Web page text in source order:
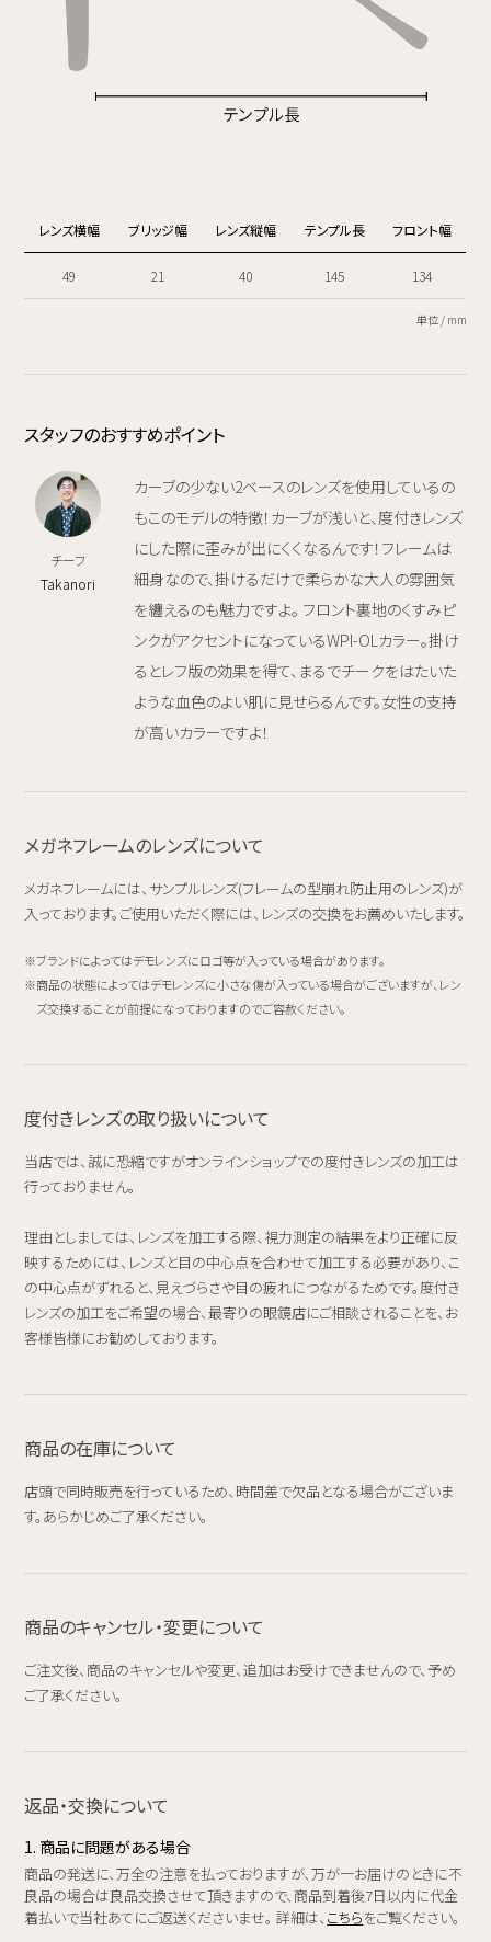
レンズ横幅 ブリッジ幅 レンズ縦幅 テンプル長 フロント幅
49 21 40 145 134
単位 / mm
スタッフのおすすめポイント
チーフ
Takanori
カーブの少ない2ベースのレンズを使用しているの
もこのモデルの特徴！カーブが浅いと、度付きレンズ
にした際に歪みが出にくくなるんです！フレームは
細身なので、掛けるだけで柔らかな大人の雰囲気
を纏えるのも魅力ですよ。 フロント裏地のくすみピ
ンクがアクセントになっているWPI-OLカラー。掛け
るとレフ版の効果を得て、まるでチークをはたいた
ような血色のよい肌に見せらるんです。女性の支持
が高いカラーですよ！
メガネフレームのレンズについて
メガネフレームには、サンプルレンズ(フレームの型崩れ防止用のレンズ)が
入っております。ご使用いただく際には、レンズの交換をお薦めいたします。
ブランドによってはデモレンズにロゴ等が入っている場合があります。
商品の状態によってはデモレンズに小さな傷が入っている場合がございますが、レン
ズ交換することが前提になっておりますのでご容赦ください。
度付きレンズの取り扱いについて
当店では、誠に恐縮ですがオンラインショップでの度付きレンズの加工は
行っておりません。
理由としましては、レンズを加工する際、視力測定の結果をより正確に反
映するためには、レンズと目の中心点を合わせて加工する必要があり、こ
の中心点がずれると、見えづらさや目の疲れにつながるためです。度付き
レンズの加工をご希望の場合、最寄りの眼鏡店にご相談されることを、お
客様皆様にお勧めしております。
商品の在庫について
店頭で同時販売を行っているため、時間差で欠品となる場合がございま
す。あらかじめご了承ください。
商品のキャンセル・変更について
ご注文後、商品のキャンセルや変更、追加はお受けできませんので、予め
ご了承ください。
返品・交換について
1. 商品に問題がある場合
商品の発送に、万全の注意を払っておりますが、万が一お届けのときに不
良品の場合は良品交換させて頂きますので、商品到着後7日以内に代金
着払いで当社あてにご返送くださいませ。 詳細は、 こちらをご覧ください。